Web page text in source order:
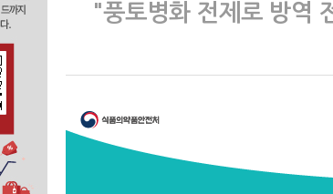
"풍토병화 전제로 방역